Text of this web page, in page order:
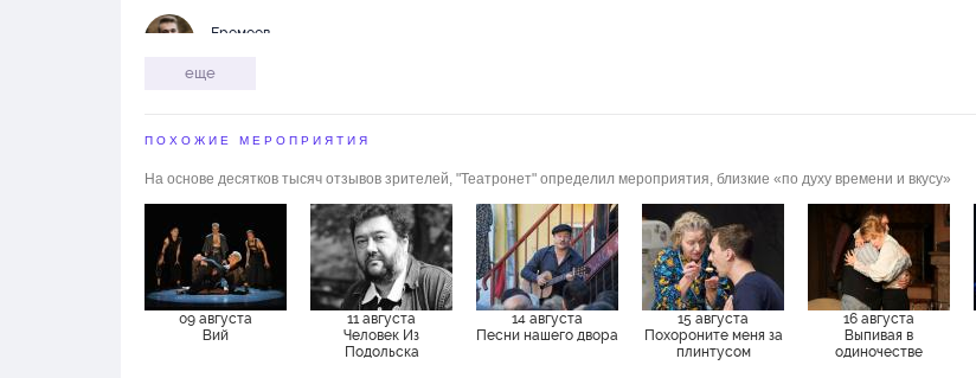
Еремеев
Ильякова
Коваль
Алексей
Козлова
Анастасия
еще
ПОХОЖИЕ МЕРОПРИЯТИЯ
На основе десятков тысяч отзывов зрителей, "Театронет" определил мероприятия, близкие «по духу времени и вкусу»
09 августа
Вий
11 августа
Человек Из
Подольска
14 августа
Песни нашего двора
15 августа
Похороните меня за
плинтусом
16 августа
Выпивая в
одиночестве